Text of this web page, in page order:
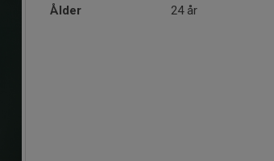
Ålder
24 år